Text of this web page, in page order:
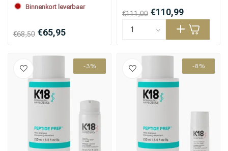
Haarstyling Haarkleuring
Binnenkort leverbaar
€68,50 €65,95
€111,00 €110,99
-3% -8%